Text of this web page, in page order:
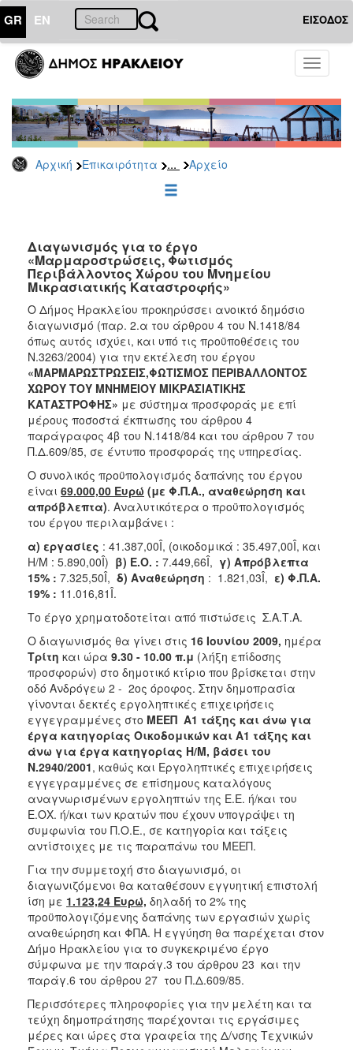
GR EN ΕΙΣΟΔΟΣ
Toggle
Αρχική Επικαιρότητα ... Αρχείο
ΕΠΙΚΑΙΡΟΤΗΤΑ
-
Δημοπρασίες
Αρχείο
2026
2022
2021
2020
2019
2018
2017
2016
2015
2013
ΔΗΜΟΤΗΣ
ΕΠΙΣΚΕΠΤΗΣ
ΗΡΑΚΛΕΙΟ
Διαγωνισμός για το έργο
«Μαρμαροστρώσεις, Φωτισμός
Περιβάλλοντος Χώρου του Μνημείου
Μικρασιατικής Καταστροφής»
Ο Δήμος Ηρακλείου προκηρύσσει ανοικτό δημόσιο
διαγωνισμό (παρ. 2.α του άρθρου 4 του Ν.1418/84
όπως αυτός ισχύει, και υπό τις προϋποθέσεις του
Ν.3263/2004) για την εκτέλεση του έργου
«ΜΑΡΜΑΡΩΣΤΡΩΣΕΙΣ,ΦΩΤΙΣΜΟΣ ΠΕΡΙΒΑΛΛΟΝΤΟΣ
ΧΩΡΟΥ ΤΟΥ ΜΝΗΜΕΙΟΥ ΜΙΚΡΑΣΙΑΤΙΚΗΣ
ΚΑΤΑΣΤΡΟΦΗΣ» με σύστημα προσφοράς με επί
μέρους ποσοστά έκπτωσης του άρθρου 4
παράγραφος 4β του Ν.1418/84 και του άρθρου 7 του
Π.Δ.609/85, σε έντυπο προσφοράς της υπηρεσίας.
Ο συνολικός προϋπολογισμός δαπάνης του έργου
είναι 69.000,00 Ευρώ (με Φ.Π.Α., αναθεώρηση και
απρόβλεπτα). Αναλυτικότερα ο προϋπολογισμός
του έργου περιλαμβάνει :
α) εργασίες : 41.387,00Î, (οικοδομικά : 35.497,00Î, και
Η/Μ : 5.890,00Î) β) Ε.Ο. : 7.449,66Î, γ) Απρόβλεπτα
15% : 7.325,50Î, δ) Αναθεώρηση : 1.821,03Î, ε) Φ.Π.Α.
19% : 11.016,81Î.
Το έργο χρηματοδοτείται από πιστώσεις Σ.Α.Τ.Α.
Ο διαγωνισμός θα γίνει στις 16 Ιουνίου 2009, ημέρα
Τρίτη και ώρα 9.30 - 10.00 π.μ (λήξη επίδοσης
προσφορών) στο δημοτικό κτίριο που βρίσκεται στην
οδό Ανδρόγεω 2 - 2ος όροφος. Στην δημοπρασία
γίνονται δεκτές εργοληπτικές επιχειρήσεις
εγγεγραμμένες στο ΜΕΕΠ Α1 τάξης και άνω για
έργα κατηγορίας Οικοδομικών και Α1 τάξης και
άνω για έργα κατηγορίας Η/Μ, βάσει του
Ν.2940/2001, καθώς και Εργοληπτικές επιχειρήσεις
εγγεγραμμένες σε επίσημους καταλόγους
αναγνωρισμένων εργοληπτών της Ε.Ε. ή/και του
Ε.ΟΧ. ή/και των κρατών που έχουν υπογράψει τη
συμφωνία του Π.Ο.Ε., σε κατηγορία και τάξεις
αντίστοιχες με τις παραπάνω του ΜΕΕΠ.
Για την συμμετοχή στο διαγωνισμό, οι
διαγωνιζόμενοι θα καταθέσουν εγγυητική επιστολή
ίση με 1.123,24 Ευρώ, δηλαδή το 2% της
προϋπολογιζόμενης δαπάνης των εργασιών χωρίς
αναθεώρηση και ΦΠΑ. Η εγγύηση θα παρέχεται στον
Δήμο Ηρακλείου για το συγκεκριμένο έργο
σύμφωνα με την παράγ.3 του άρθρου 23 και την
παράγ.6 του άρθρου 27 του Π.Δ.609/85.
Περισσότερες πληροφορίες για την μελέτη και τα
τεύχη δημοπράτησης παρέχονται τις εργάσιμες
μέρες και ώρες στα γραφεία της Δ/νσης Τεχνικών